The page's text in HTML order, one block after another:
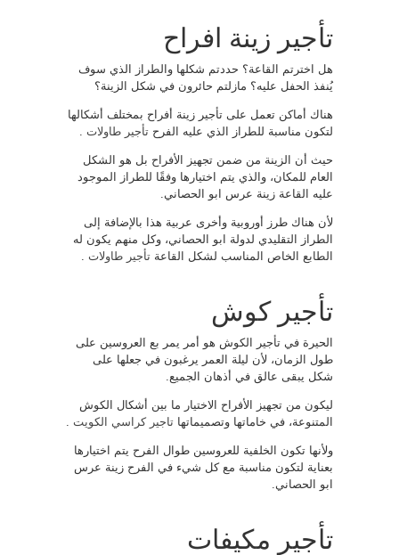
تأجير زينة افراح
هل اخترتم القاعة؟ حددتم شكلها والطراز الذي سوف
يُنفذ الحفل عليه؟ مازلتم حائرون في شكل الزينة؟
هناك أماكن تعمل على تأجير زينة أفراح بمختلف أشكالها
لتكون مناسبة للطراز الذي عليه الفرح تأجير طاولات
حيث أن الزينة من ضمن تجهيز الأفراح بل هو الشكل
العام للمكان، والذي يتم اختيارها وفقًا للطراز الموجود
عليه القاعة زينة عرس ابو الحصاني.
لأن هناك طرز أوروبية وأخرى عربية هذا بالإضافة إلى
الطراز التقليدي لدولة ابو الحصاني، وكل منهم يكون له
الطابع الخاص المناسب لشكل القاعة تأجير طاولات
تأجير كوش
الحيرة في تأجير الكوش هو أمر يمر بع العروسين على
طول الزمان، لأن ليلة العمر يرغبون في جعلها على
شكل يبقى عالق في أذهان الجميع.
ليكون من تجهيز الأفراح الاختيار ما بين أشكال الكوش
المتنوعة، في خاماتها وتصميماتها تاجير كراسي الكويت
ولأنها تكون الخلفية للعروسين طوال الفرح يتم اختيارها
بعناية لتكون مناسبة مع كل شيء في الفرح زينة عرس
ابو الحصاني.
تأجير مكيفات